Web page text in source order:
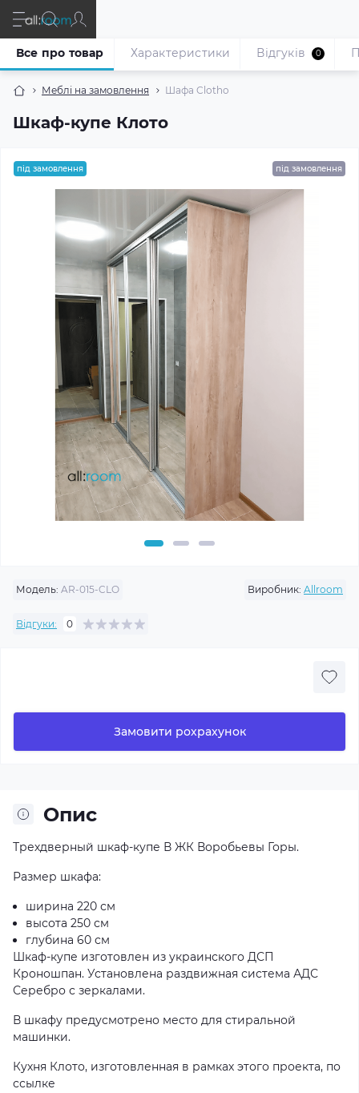
Меблі на замовлення Шафа Clotho
Шкаф-купе Клото
Все про товар Характеристики Відгуків 0
під замовлення під замовлення
Модель: AR-015-CLO Виробник: Allroom
Відгуки: 0
Замовити рохрахунок
Опис
Трехдверный шкаф-купе В ЖК Воробьевы Горы.
Размер шкафа:
ширина 220 см
высота 250 см
глубина 60 см
Шкаф-купе изготовлен из украинского ДСП
Кроношпан. Установлена раздвижная система АДС
Серебро с зеркалами.
В шкафу предусмотрено место для стиральной
машинки.
Кухня Клото, изготовленная в рамках этого проекта, по
ссылке